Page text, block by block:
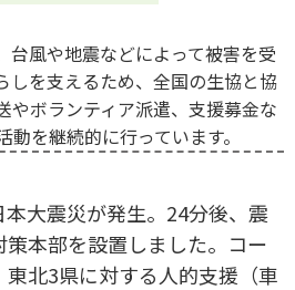
台風や地震などによって被害を受
しを支えるため、全国の生協と協
やボランティア派遣、支援募金な
動を継続的に行っています。
大震災が発生。24分後、震
本部を設置しました。コー
北3県に対する人的支援（車